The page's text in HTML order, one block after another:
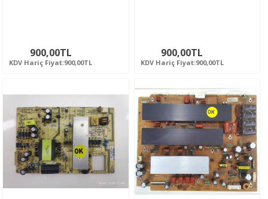
900,00TL
KDV Hariç Fiyat:900,00TL
900,00TL
KDV Hariç Fiyat:900,00TL